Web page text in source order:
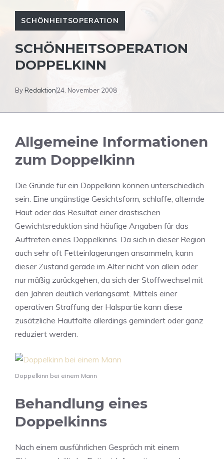
SCHÖNHEITSOPERATION
SCHÖNHEITSOPERATION
DOPPELKINN
ByRedaktion24. November 2008
Allgemeine Informationen
zum Doppelkinn
Die Gründe für ein Doppelkinn können unterschiedlich
sein. Eine ungünstige Gesichtsform, schlaffe, alternde
Haut oder das Resultat einer drastischen
Gewichtsreduktion sind häufige Angaben für das
Auftreten eines Doppelkinns. Da sich in dieser Region
auch sehr oft Fetteinlagerungen ansammeln, kann
dieser Zustand gerade im Alter nicht von allein oder
nur mäßig zurückgehen, da sich der Stoffwechsel mit
den Jahren deutlich verlangsamt. Mittels einer
operativen Straffung der Halspartie kann diese
zusätzliche Hautfalte allerdings gemindert oder ganz
reduziert werden.
Doppelkinn bei einem Mann
Behandlung eines
Doppelkinns
Nach einem ausführlichen Gespräch mit einem